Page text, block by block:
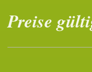
Preise